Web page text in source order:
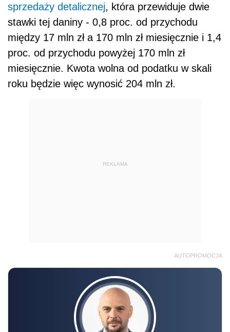
sprzedaży detalicznej, która przewiduje dwie
stawki tej daniny - 0,8 proc. od przychodu
między 17 mln zł a 170 mln zł miesięcznie i 1,4
proc. od przychodu powyżej 170 mln zł
miesięcznie. Kwota wolna od podatku w skali
roku będzie więc wynosić 204 mln zł.
REKLAMA
AUTOPROMOCJA